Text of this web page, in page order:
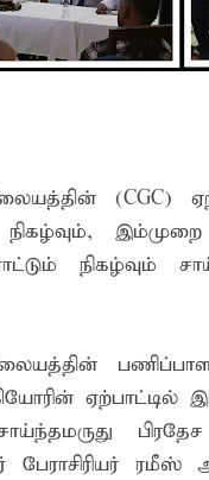
உதவ என்றும்
நிகழ்வும்
ஏற்பாட்டில்
ரமீஸ்